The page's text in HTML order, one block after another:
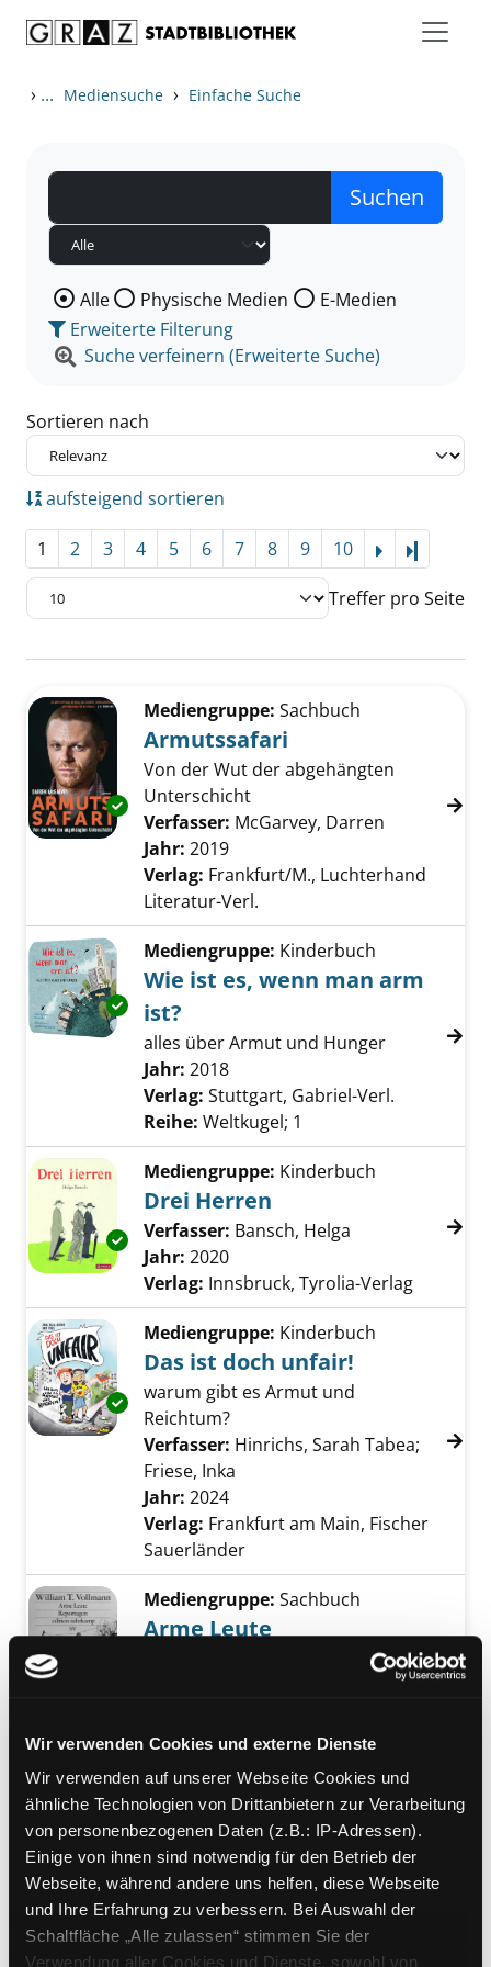
Wir verwenden Cookies und externe Dienste
Wir verwenden auf unserer Webseite Cookies und
ähnliche Technologien von Drittanbietern zur Verarbeitung
von personenbezogenen Daten (z.B.: IP-Adressen).
Einige von ihnen sind notwendig für den Betrieb der
Webseite, während andere uns helfen, diese Webseite
und Ihre Erfahrung zu verbessern. Bei Auswahl der
Schaltfläche „Alle zulassen“ stimmen Sie der
Verwendung aller Cookies und Dienste, sowohl von
› ... Mediensuche › Einfache Suche
Wählen Sie die Medienart nach der Sie suchen wollen.
Alle Physische Medien
E-Medien
Erweiterte Filterung
Suche verfeinern (Erweiterte Suche)
Sortieren nach
aufsteigend sortieren
1 2 3 4 5 6 7 8 9 10
Treffer pro Seite
Zu den Suchfiltern springen
Exemplar-Details von Armutssafari anzeigen
Mediengruppe: Sachbuch
Armutssafari
Von der Wut der abgehängten
Unterschicht
Verfasser: McGarvey, Darren
Jahr: 2019
Verlag: Frankfurt/M., Luchterhand
Literatur-Verl.
Exemplar-Details von Wie ist es, wenn man
Mediengruppe: Kinderbuch
Wie ist es, wenn man arm
ist?
alles über Armut und Hunger
Suche nach diesem Verfasser
Jahr: 2018
Verlag: Stuttgart, Gabriel-Verl.
Reihe: Weltkugel; 1
Exemplar-Details von Drei Herren anzeigen
Mediengruppe: Kinderbuch
Drei Herren
Verfasser: Bansch, Helga Suche nach
Jahr: 2020
Verlag: Innsbruck, Tyrolia-Verlag
Exemplar-Details von Das ist doch unfair!
Mediengruppe: Kinderbuch
Das ist doch unfair!
warum gibt es Armut und
Reichtum?
Verfasser: Hinrichs, Sarah Tabea;
Friese, Inka
Jahr: 2024
Verlag: Frankfurt am Main, Fischer
Sauerländer
Mediengruppe: Sachbuch
Arme Leute
Vollmann, William T.Suche
Reihe:Edition Suhrkamp
Exemplar-Details von Von den Ärmsten
Mediengruppe:Sachbuch
Von den Ärmsten wissen
wir nichts
zur Geschichte der Armut in der
Steiermark
Verfasser:Caritas der Diözese Graz-
Seckau, GrazSuche nach diesem